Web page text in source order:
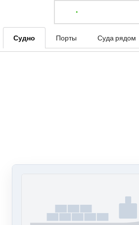
Судно Порты Суда рядом